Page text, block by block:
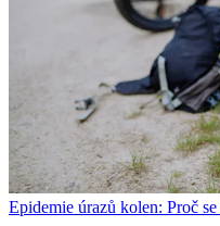
Epidemie úrazů kolen: Proč